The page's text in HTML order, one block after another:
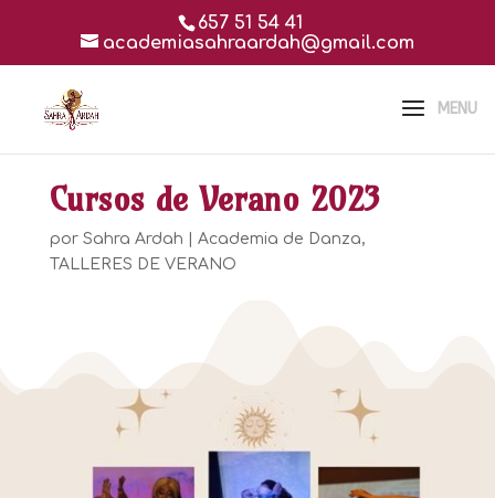
657 51 54 41
academiasahraardah@gmail.com
Cursos de Verano 2023
por Sahra Ardah Academia de Danza,
TALLERES DE VERANO